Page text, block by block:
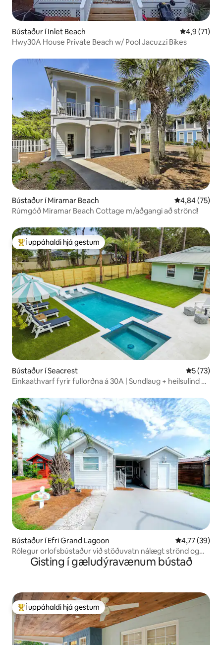
Bústaður í Inlet Beach 4,9 af 5 í
4,9 (71)
Hwy30A House Private Beach w/ Pool Jacuzzi Bikes
Bústaður í Miramar Beach 4,84 af 5 í
4,84 (75)
Rúmgóð Miramar Beach Cottage m/aðgangi að strönd!
Í mestu uppáhaldi hjá gestum
Í uppáhaldi hjá gestum
Bústaður í Seacrest 5 af 5 í
5 (73)
Einkaathvarf fyrir fullorðna á 30A | Sundlaug + heilsulind +
Bústaður í Efri Grand Lagoon 4,77 af 5 í
4,77 (39)
Rólegur orlofsbústaður við stöðuvatn nálægt strönd og
sundlaugGisting í gæludýravænum bústað
Í mestu uppáhaldi hjá gestum
Í uppáhaldi hjá gestum